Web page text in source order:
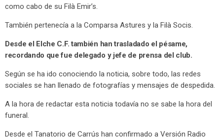
como cabo de su Filà Emir’s.
También pertenecía a la Comparsa Astures y la Filà Socis.
Desde el Elche C.F. también han trasladado el pésame,
recordando que fue delegado y jefe de prensa del club.
Según se ha ido conociendo la noticia, sobre todo, las redes
sociales se han llenado de fotografías y mensajes de despedida.
A la hora de redactar esta noticia todavía no se sabe la hora del
funeral.
Desde el Tanatorio de Carrús han confirmado a Versión Radio